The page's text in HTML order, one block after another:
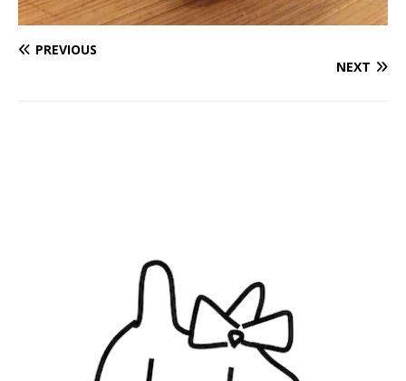
PREVIOUS
NEXT